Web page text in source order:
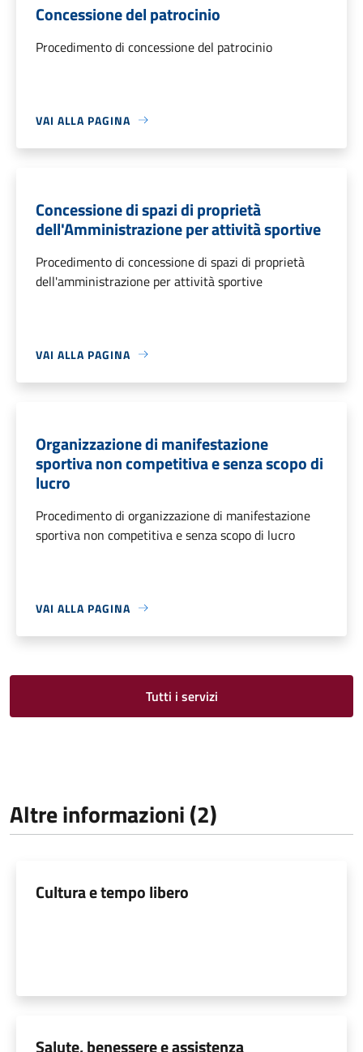
Concessione del patrocinio
Procedimento di concessione del patrocinio
VAI ALLA PAGINA
Concessione di spazi di proprietà
dell'Amministrazione per attività sportive
Procedimento di concessione di spazi di proprietà
dell'amministrazione per attività sportive
VAI ALLA PAGINA
Organizzazione di manifestazione
sportiva non competitiva e senza scopo di
lucro
Procedimento di organizzazione di manifestazione
sportiva non competitiva e senza scopo di lucro
VAI ALLA PAGINA
Tutti i servizi
Altre informazioni (2)
Cultura e tempo libero
Salute, benessere e assistenza